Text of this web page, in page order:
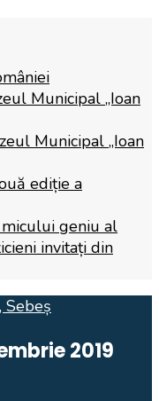
Municipal „Ioan
Municipal „Ioan
ediție a
geniu al
invitați din
2019